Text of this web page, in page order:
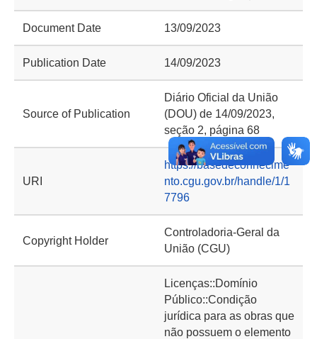
Document Date 13/09/2023
Publication Date 14/09/2023
Source of Publication
Diário Oficial da União
(DOU) de 14/09/2023,
seção 2, página 68
URI
https://basedeconhecime
nto.cgu.gov.br/handle/1/1
7796
Copyright Holder
Controladoria-Geral da
União (CGU)
Licenças::Domínio
Público::Condição
jurídica para as obras que
não possuem o elemento